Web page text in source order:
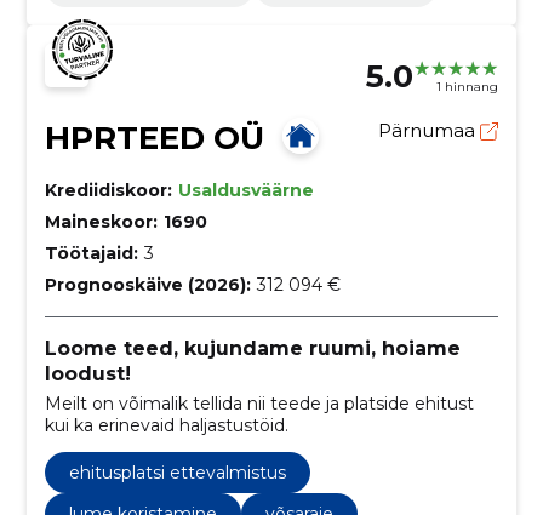
5.0 1 hinnang
HPRTEED OÜ Pärnumaa
Krediidiskoor: Usaldusväärne
Maineskoor: 1690
Töötajaid: 3
Prognooskäive (2026): 312 094 €
Loome teed, kujundame ruumi, hoiame
loodust!
Meilt on võimalik tellida nii teede ja platside ehitust
kui ka erinevaid haljastustöid.
ehitusplatsi ettevalmistus